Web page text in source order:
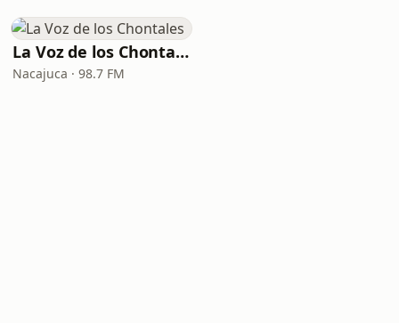
La Voz de los Chontales
Nacajuca · 98.7 FM